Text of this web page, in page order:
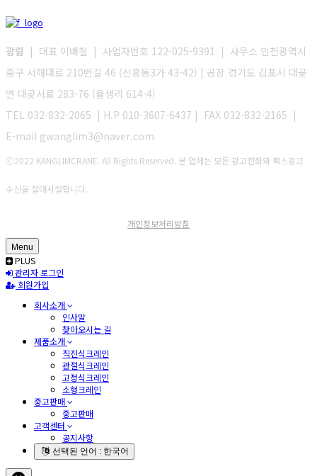
광림 | 대표 이배철 | 사업자번호 122-025-9391 | 사무소 인천광역시
중구 서해대로 210번길 46 (신흥동3가 43-42) | 공장 경기도 김포시 대곶
면 대곶서로 283-76 (율생리 614-4)
TEL 032-832-2065 | H.P 010-3607-6437 | FAX 032-832-2165 |
E-mail gwanglim3@naver.com
ⓒ2022 KANGLIMCRANE. All Rights Reserved. 본 업체는 모든 광고전화와 팩스광고
수신을 절대사절합니다.
개인정보처리방침
Menu
PLUS
관리자 로그인
회원가입
회사소개
인사말
찾아오시는 길
제품소개
직진식크레인
관절식크레인
고정식크레인
소형크레인
중고판매
중고판매
고객센터
공지사항
선택된 언어 : 한국어